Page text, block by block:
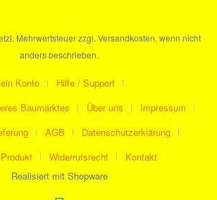
Mehrwertsteuer zzgl. Versandkosten, wenn nicht
anders beschrieben.
Konto
Hilfe / Support
Baumarktes
Über uns
Impressum
AGB
Datenschutzerklärung
Widerrufsrecht
Kontakt
Realisiert mit Shopware